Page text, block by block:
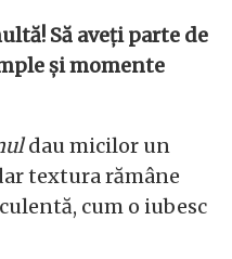
Să aveți parte de
și momente
dau micilor un
textura rămâne
cum o iubesc